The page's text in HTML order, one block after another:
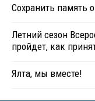
Сохранить память
Летний сезон
пройдет, как
Ялта, мы вместе!